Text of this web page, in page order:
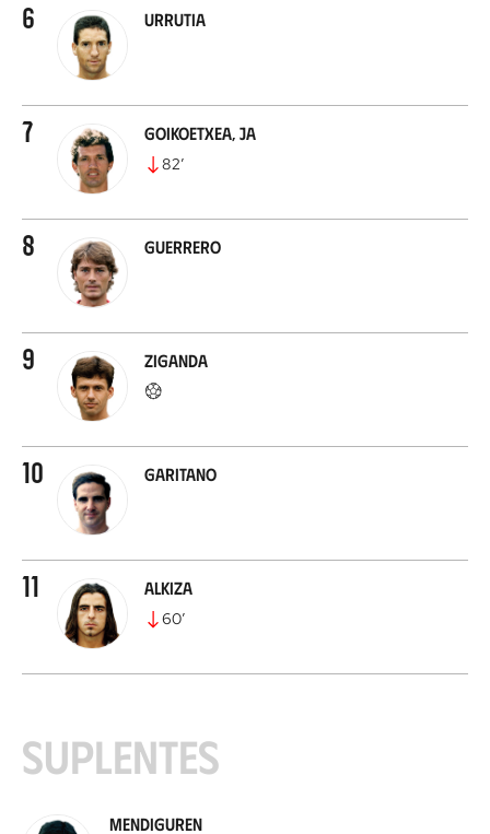
6 Urrutia
7 Goikoetxea, JA
82’
8 Guerrero
9 Ziganda
10 Garitano
11 Alkiza
60’
Suplentes
Mendiguren